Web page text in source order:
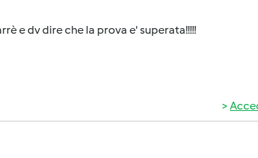
e dv dire che la prova e' superata!!!!!